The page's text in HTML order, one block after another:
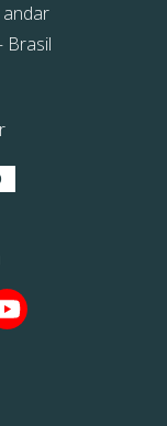
andar
Brasil